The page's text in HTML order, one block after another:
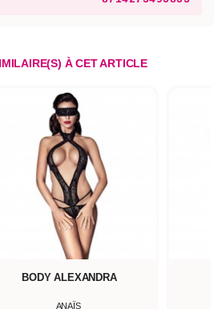
À CET ARTICLE
BODY ALEXANDRA
ANAÏS